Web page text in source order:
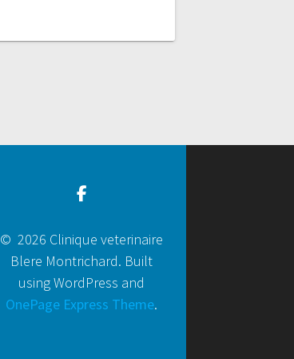
© 2026 Clinique veterinaire
Blere Montrichard. Built
using WordPress and
OnePage Express Theme.